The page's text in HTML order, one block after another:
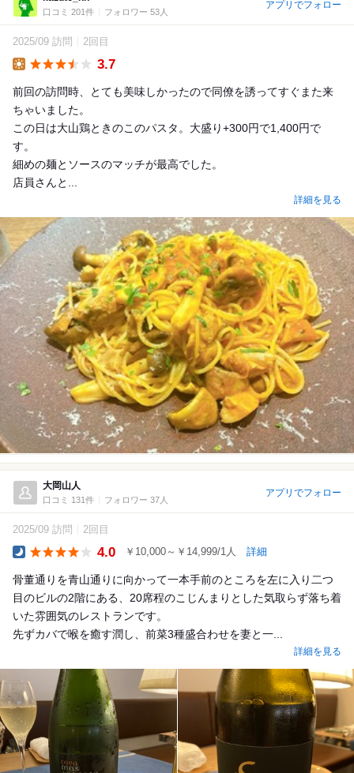
口コミ 201件 フォロワー 53人
アプリでフォロー
2025/09 訪問 2回目
3.7
前回の訪問時、とても美味しかったので同僚を誘ってすぐまた来
ちゃいました。
この日は大山鶏ときのこのパスタ。大盛り+300円で1,400円で
す。
細めの麺とソースのマッチが最高でした。
店員さんと...
詳細を見る
大岡山人
口コミ 131件 フォロワー 37人
アプリでフォロー
2025/09 訪問 2回目
4.0 ￥10,000～￥14,999/1人 詳細
骨董通りを青山通りに向かって一本手前のところを左に入り二つ
目のビルの2階にある、20席程のこじんまりとした気取らず落ち着
いた雰囲気のレストランです。
先ずカバで喉を癒す潤し、前菜3種盛合わせを妻と一...
詳細を見る